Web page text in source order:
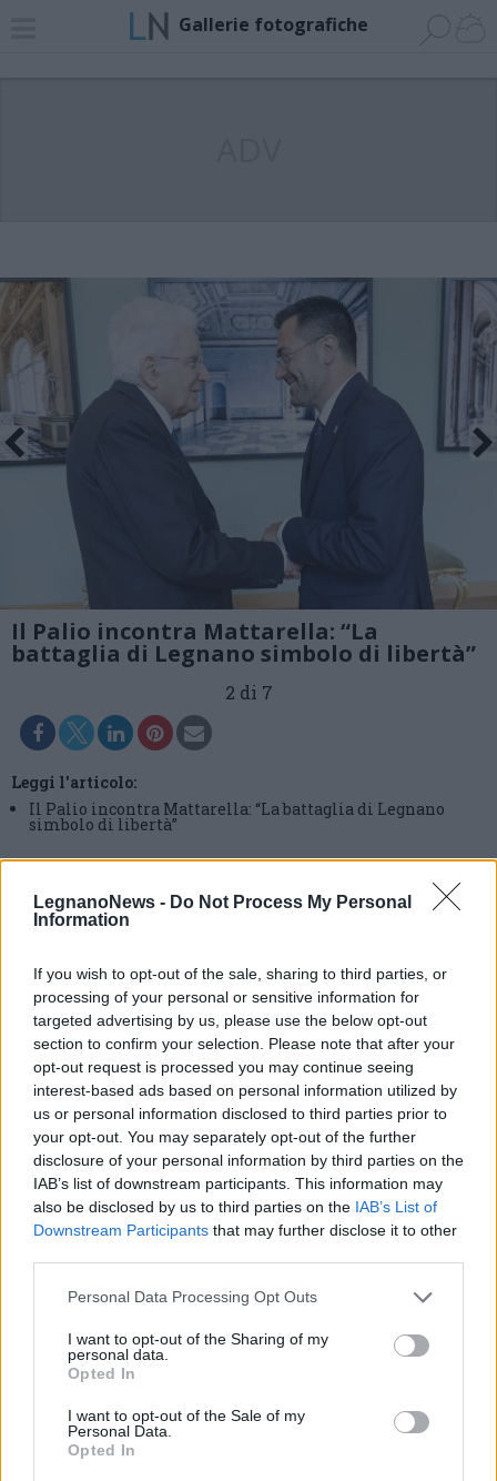
LegnanoNews - Do Not Process My Personal
Information
If you wish to opt-out of the sale, sharing to third parties, or
processing of your personal or sensitive information for
targeted advertising by us, please use the below opt-out
section to confirm your selection. Please note that after your
opt-out request is processed you may continue seeing
interest-based ads based on personal information utilized by
us or personal information disclosed to third parties prior to
your opt-out. You may separately opt-out of the further
disclosure of your personal information by third parties on the
IAB’s list of downstream participants. This information may
also be disclosed by us to third parties on the IAB’s List of
Downstream Participants that may further disclose it to other
Personal Data Processing Opt Outs
I want to opt-out of the Sharing of my
personal data.
Opted In
I want to opt-out of the Sale of my
Personal Data.
Opted In
Gallerie fotografiche
Il Palio incontra Mattarella: “La
battaglia di Legnano simbolo di libertà”
2 di 7
Leggi l'articolo:
Il Palio incontra Mattarella: “La battaglia di Legnano
simbolo di libertà”
Commenti
Accedioregistratiper commentare questo
di VareseNews.it, che rimane autonoma e indipendente. I messaggi inclusi nei
commenti non sono testi giornalistici, ma post inviati dai singoli lettori che
possono essere automaticamente pubblicati senza filtro preventivo. I commenti
che includano uno o più link a siti esterni verranno rimossi in automatico dal